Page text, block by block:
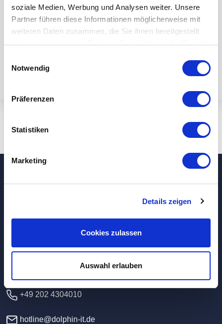
soziale Medien, Werbung und Analysen weiter. Unsere
Partner führen diese Informationen möglicherweise mit
weiteren Daten zusammen, die Sie ihnen bereitgestellt
haben oder die sie im Rahmen Ihrer Nutzung der Dienste
Notwendig
Präferenzen
Statistiken
Marketing
Details zeigen
Cookies zulassen
Auswahl erlauben
By submiting the form, you accept our
privacy policy.
Dolphin IT-Systeme e.K.
Clausewitzstr. 47A
+49 202 4304010
hotline@dolphin-it.de